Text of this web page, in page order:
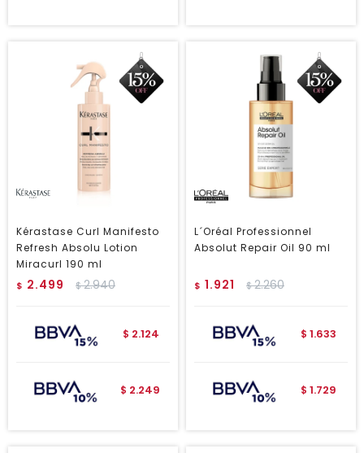
Kérastase Curl Manifesto
Refresh Absolu Lotion
Miracurl 190 ml
$ 2.499 $2.940
$ 2.124
$ 2.249
L´Oréal Professionnel
Absolut Repair Oil 90 ml
$ 1.921 $2.260
$ 1.633
$ 1.729